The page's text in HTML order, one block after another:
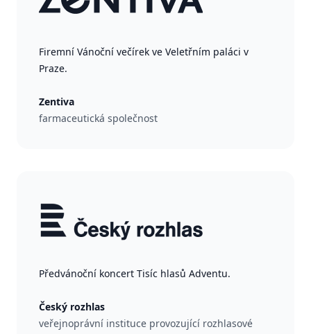
Firemní Vánoční večírek ve Veletřním paláci v
Praze.
Zentiva
farmaceutická společnost
Předvánoční koncert Tisíc hlasů Adventu.
Český rozhlas
veřejnoprávní instituce provozující rozhlasové